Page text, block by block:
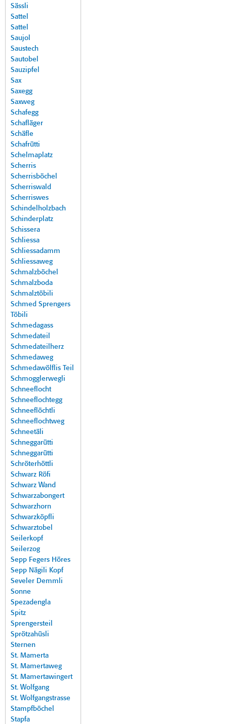
Sässli
Sattel
Sattel
Saujol
Saustech
Sautobel
Sauzipfel
Sax
Saxegg
Saxweg
Schafegg
Schafläger
Schäfle
Schafrütti
Schelmaplatz
Scherris
Scherrisböchel
Scherriswald
Scherriswes
Schindelholzbach
Schinderplatz
Schissera
Schliessa
Schliessadamm
Schliessaweg
Schmalzböchel
Schmalzboda
Schmalztöbili
Schmed Sprengers
Töbili
Schmedagass
Schmedateil
Schmedateilherz
Schmedaweg
Schmedawölflis Teil
Schmogglerwegli
Schneeflocht
Schneeflochtegg
Schneeflöchtli
Schneeflochtweg
Schneetäli
Schneggarütti
Schneggarütti
Schröterhöttli
Schwarz Röfi
Schwarz Wand
Schwarzabongert
Schwarzhorn
Schwarzköpfli
Schwarztobel
Seilerkopf
Seilerzog
Sepp Fegers Höres
Sepp Nägili Kopf
Seveler Demmli
Sonne
Spezadengla
Spitz
Sprengersteil
Sprötzahüsli
Sternen
St. Mamerta
St. Mamertaweg
St. Mamertawingert
St. Wolfgang
St. Wolfgangstrasse
Stampfböchel
Stapfa